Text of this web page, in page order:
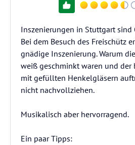
Inszenierungen in Stuttgart sind
Bei dem Besuch des Freischütz
gnädige Inszenierung. Warum
weiß geschminkt waren und der
mit gefüllten Henkelgläsern
nicht nachvollziehen.
Musikalisch aber hervorragend.
Ein paar Tipps: